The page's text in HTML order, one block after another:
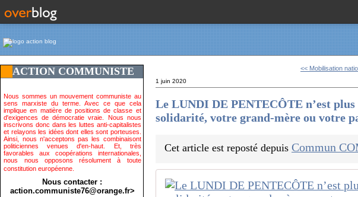
ACTION COMMUNISTE
Nous sommes un mouvement communiste au
sens marxiste du terme. Avec ce que cela
implique en matière de positions de classe et
d'exigences de démocratie vraie. Nous nous
inscrivons donc dans les luttes anti-capitalistes
et relayons les idées dont elles sont porteuses.
Ainsi, nous n'acceptons pas les combinaisont
politiciennes venues d'en-haut. Et, très
favorables aux coopérations internationales,
nous nous opposons résolument à toute
constitution européenne.
Nous contacter :
action.communiste76@orange.fr>
<< Mobilisation
1 juin 2020
Le LUNDI DE PENTECÔTE n’est
solidarité, votre grand-mère ou votre
Cet article est reposté depuisCommun